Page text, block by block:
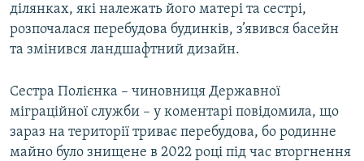
ділянках, які належать його матері та сестрі,
розпочалася перебудова будинків, з’явився басейн
та змінився ландшафтний дизайн.
Сестра Полієнка – чиновниця Державної
міграційної служби – у коментарі повідомила, що
зараз на території триває перебудова, бо родинне
майно було знищене в 2022 році під час вторгнення